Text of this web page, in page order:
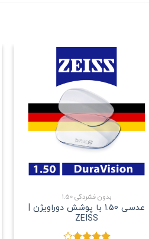
مندی
+
بدون فشردگی 1.50
عدسی 1.50 با پوشش دوراویژن |
ZEISS